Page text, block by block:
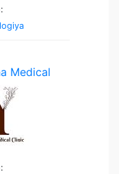
Medical